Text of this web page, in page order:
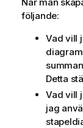
följande:
Vad vill
Detta
Vad vill
jag